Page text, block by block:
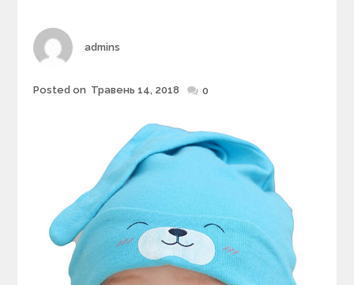
e
s
Author
admins
Posted
Posted on Травень 14, 2018 0